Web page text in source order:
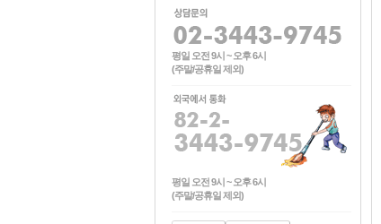
평일 오전 9시 ~ 오후 6시
(주말/공휴일 제외)
평일 오전 9시 ~ 오후 6시
(주말/공휴일 제외)